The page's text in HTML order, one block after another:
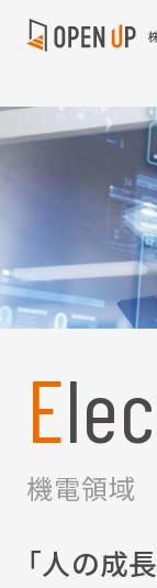
機電領域
「人の成